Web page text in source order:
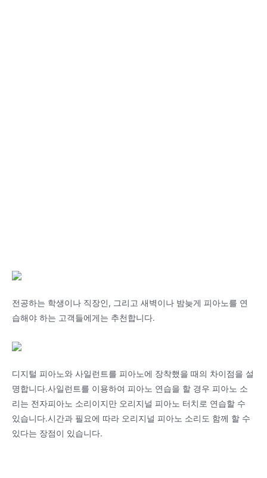
전공하는 학생이나 직장인, 그리고 새벽이나 밤늦게 피아노를 연
습해야 하는 고객들에게는 추천합니다.
디지털 피아노와 사일런트를 피아노에 장착했을 때의 차이점을 설
명합니다.사일런트를 이용하여 피아노 연습을 할 경우 피아노 소
리는 전자피아노 소리이지만 오리지널 피아노 터치로 연습할 수
있습니다.시간과 필요에 따라 오리지널 피아노 소리도 함께 할 수
있다는 장점이 있습니다.